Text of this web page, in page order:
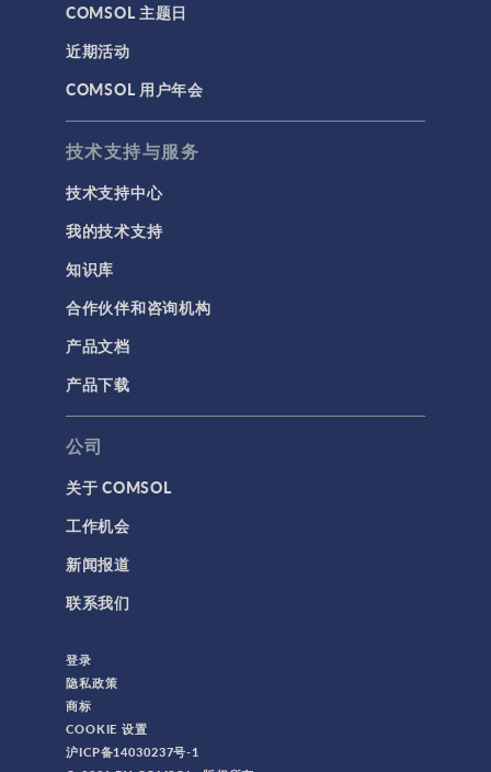
COMSOL 主题日
近期活动
COMSOL 用户年会
技术支持与服务
技术支持中心
我的技术支持
知识库
合作伙伴和咨询机构
产品文档
产品下载
公司
关于 COMSOL
工作机会
新闻报道
联系我们
登录
隐私政策
商标
COOKIE 设置
沪ICP备14030237号-1